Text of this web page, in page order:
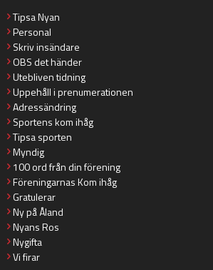
Tipsa Nyan
Personal
Skriv insändare
OBS det händer
Utebliven tidning
Uppehåll i prenumerationen
Adressändring
Sportens kom ihåg
Tipsa sporten
Myndig
100 ord från din förening
Föreningarnas Kom ihåg
Gratulerar
Ny på Åland
Nyans Ros
Nygifta
Vi firar